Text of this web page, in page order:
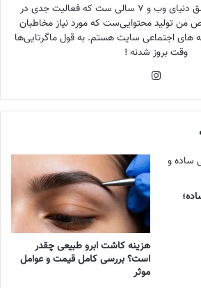
هم‌بنیانگذار ماگرتا ، عاشق دنیای وب و ۷ سالی ست که فعالیت جدی در
من تولید محتوایی‌ست که مورد نیاز مخاطبان
های اجتماعی سایت هستم. به قول ماگرتایی‌ها
وقت بروز شدنه !
هزینه کاشت ابرو طبیعی چقدر
است؟ بررسی کامل قیمت و عوامل
موثر